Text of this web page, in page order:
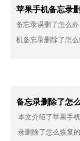
苹果手机备忘录
备忘录误删了怎么
机备忘录删除了怎么
备忘录删除了怎
本文介绍了苹果手
录删除了怎么恢复